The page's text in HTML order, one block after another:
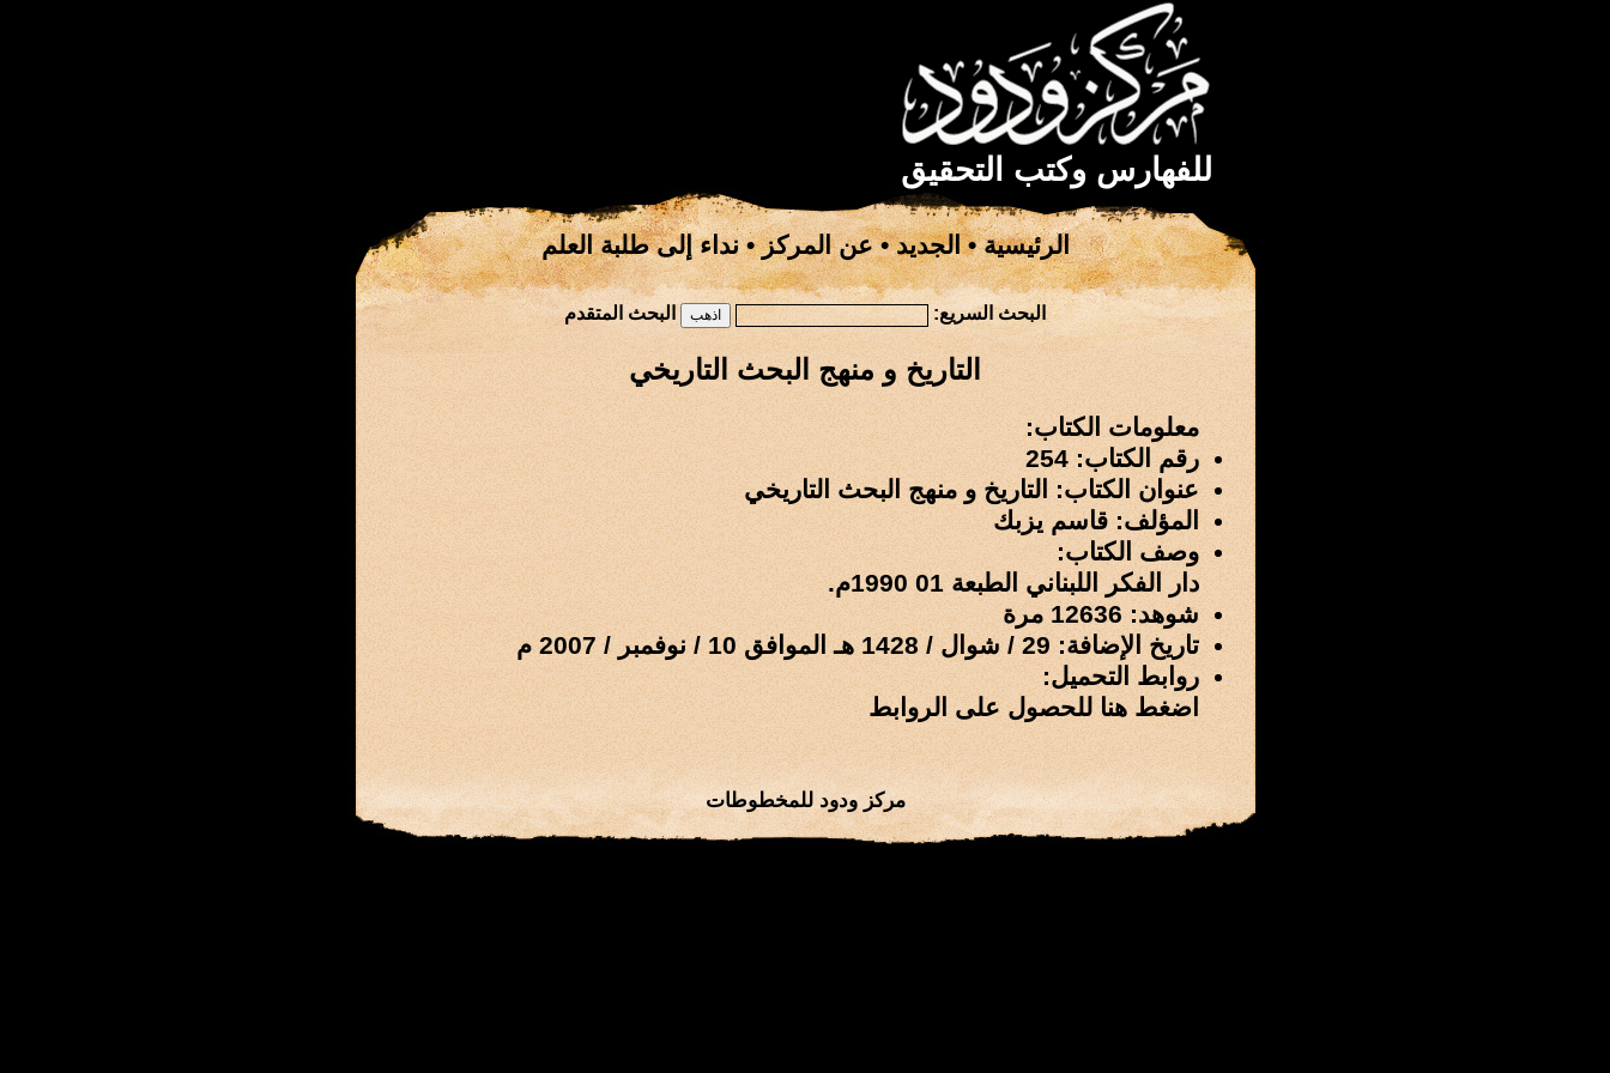
للفهارس وكتب التحقيق
الرئيسية•الجديد•عن المركز•نداء إلى طلبة العلم
البحث السريع: البحث المتقدم
التاريخ و منهج البحث التاريخي
معلومات الكتاب:
رقم الكتاب: 254
عنوان الكتاب: التاريخ و منهج البحث التاريخي
المؤلف: قاسم يزبك
وصف الكتاب:
دار الفكر اللبناني الطبعة 01 1990م.
شوهد: 12636 مرة
تاريخ الإضافة: 29 / شوال / 1428 هـ الموافق 10 / نوفمبر / 2007 م
روابط التحميل:
اضغط هنا للحصول على الروابط
مركز ودود للمخطوطات